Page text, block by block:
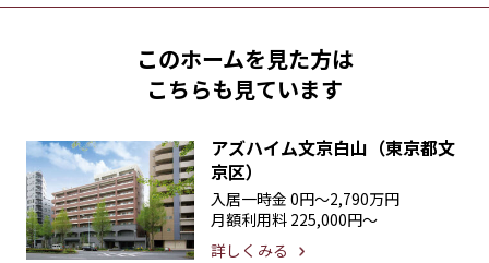
このホームを見た方は
こちらも見ています
アズハイム文京白山（東京都文
京区）
入居一時金 0円〜2,790万円
月額利用料 225,000円〜
詳しくみる